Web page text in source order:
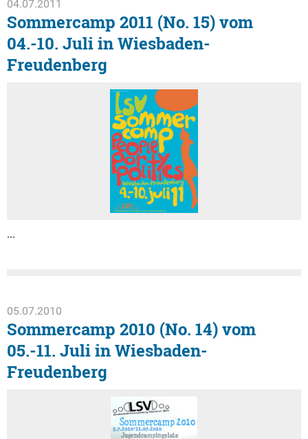
04.07.2011
Sommercamp 2011 (No. 15) vom
04.-10. Juli in Wiesbaden-
Freudenberg
...
05.07.2010
Sommercamp 2010 (No. 14) vom
05.-11. Juli in Wiesbaden-
Freudenberg